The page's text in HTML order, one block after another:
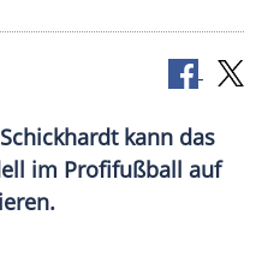
kann das
im Profifußball auf